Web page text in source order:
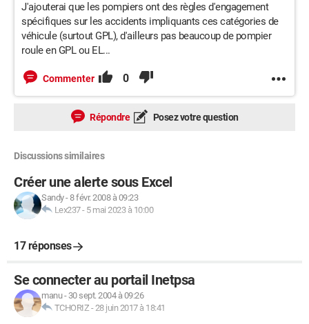
J'ajouterai que les pompiers ont des règles d'engagement
spécifiques sur les accidents impliquants ces catégories de
véhicule (surtout GPL), d'ailleurs pas beaucoup de pompier
roule en GPL ou EL...
Commenter 0
Répondre Posez votre question
Discussions similaires
Créer une alerte sous Excel
Sandy-8 févr. 2008 à 09:23
Lex237- 5 mai 2023 à 10:00
17 réponses
Se connecter au portail Inetpsa
manu- 30 sept. 2004 à 09:26
TCHORIZ-28 juin 2017 à 18:41